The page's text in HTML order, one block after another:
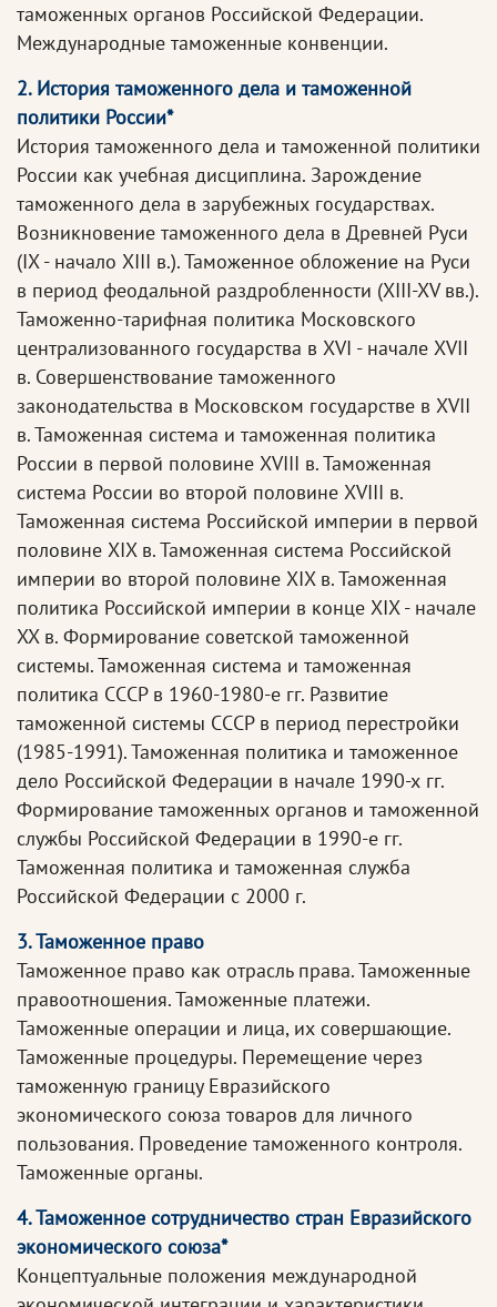
таможенных органов Российской Федерации.
Международные таможенные конвенции.
2. История таможенного дела и таможенной
политики России*
История таможенного дела и таможенной политики
России как учебная дисциплина. Зарождение
таможенного дела в зарубежных государствах.
Возникновение таможенного дела в Древней Руси
(IX - начало XIII в.). Таможенное обложение на Руси
в период феодальной раздробленности (XIII-XV вв.).
Таможенно-тарифная политика Московского
централизованного государства в XVI - начале XVII
в. Совершенствование таможенного
законодательства в Московском государстве в XVII
в. Таможенная система и таможенная политика
России в первой половине XVIII в. Таможенная
система России во второй половине XVIII в.
Таможенная система Российской империи в первой
половине XIX в. Таможенная система Российской
империи во второй половине XIX в. Таможенная
политика Российской империи в конце XIX - начале
XX в. Формирование советской таможенной
системы. Таможенная система и таможенная
политика СССР в 1960-1980-е гг. Развитие
таможенной системы СССР в период перестройки
(1985-1991). Таможенная политика и таможенное
дело Российской Федерации в начале 1990-х гг.
Формирование таможенных органов и таможенной
службы Российской Федерации в 1990-е гг.
Таможенная политика и таможенная служба
Российской Федерации с 2000 г.
3. Таможенное право
Таможенное право как отрасль права. Таможенные
правоотношения. Таможенные платежи.
Таможенные операции и лица, их совершающие.
Таможенные процедуры. Перемещение через
таможенную границу Евразийского
экономического союза товаров для личного
пользования. Проведение таможенного контроля.
Таможенные органы.
4. Таможенное сотрудничество стран Евразийского
экономического союза*
Концептуальные положения международной